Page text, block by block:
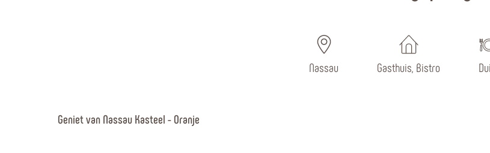
Nassau Gasthuis, Bistro
Geniet van Nassau Kasteel - Oranje